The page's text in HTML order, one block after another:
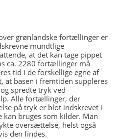
grønlandske fortællinger er
mundtlige
at det kan tage pippet
ca. 2280 fortællinger må
tid i de forskellige egne af
at basen i fremtiden suppleres
spredte tryk ved
Alle fortællinger, der
på tryk er blot indskrevet i
kan bruges som kilder. Man
oversættelse, helst også
den findes.